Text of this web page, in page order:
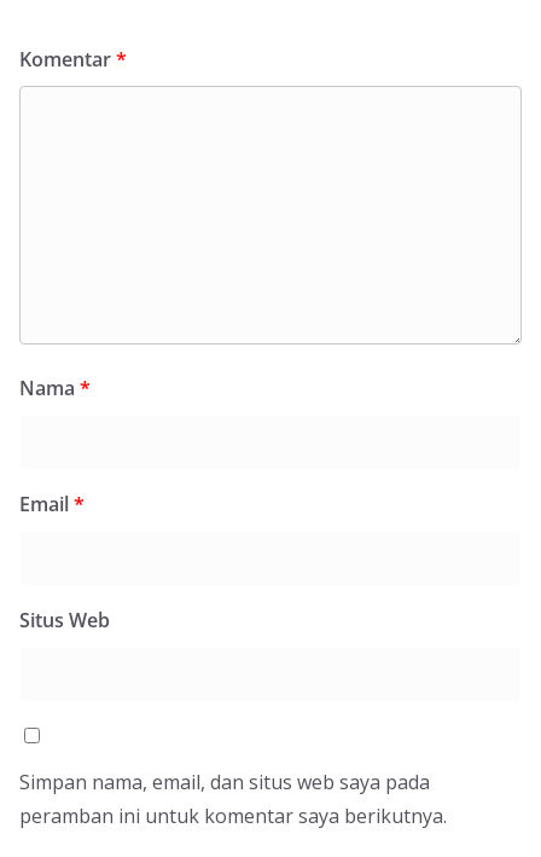
Komentar*
Nama *
Email*
Situs Web
Simpan nama, email, dan situs web saya pada
peramban ini untuk komentar saya berikutnya.